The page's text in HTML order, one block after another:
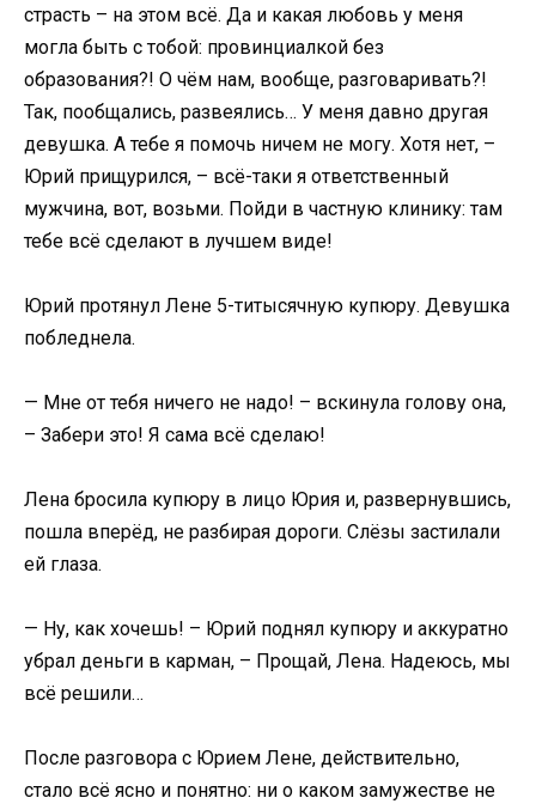
страсть – на этом всё. Да и какая любовь у меня
могла быть с тобой: провинциалкой без
образования?! О чём нам, вообще, разговаривать?!
Так, пообщались, развеялись… У меня давно другая
девушка. А тебе я помочь ничем не могу. Хотя нет, –
Юрий прищурился, – всё-таки я ответственный
мужчина, вот, возьми. Пойди в частную клинику: там
тебе всё сделают в лучшем виде!
Юрий протянул Лене 5-титысячную купюру. Девушка
побледнела.
— Мне от тебя ничего не надо! – вскинула голову она,
– Забери это! Я сама всё сделаю!
Лена бросила купюру в лицо Юрия и, развернувшись,
пошла вперёд, не разбирая дороги. Слёзы застилали
ей глаза.
— Ну, как хочешь! – Юрий поднял купюру и аккуратно
убрал деньги в карман, – Прощай, Лена. Надеюсь, мы
всё решили…
После разговора с Юрием Лене, действительно,
стало всё ясно и понятно: ни о каком замужестве не